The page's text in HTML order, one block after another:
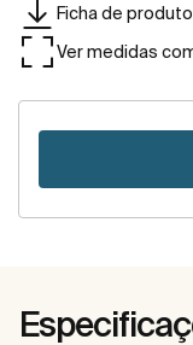
Ficha de
Ver medidas